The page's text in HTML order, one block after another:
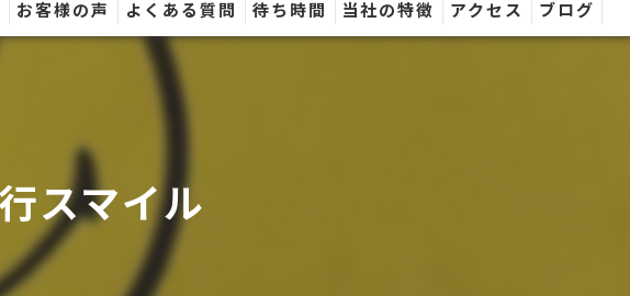
お客様の声 よくある質問 待ち時間 当社の特徴 アクセス ブログ
スマイル